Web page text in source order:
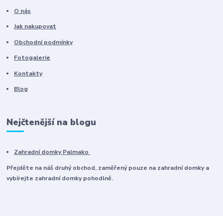
O nás
Jak nakupovat
Obchodní podmínky
Fotogalerie
Kontakty
Blog
Nejčtenější na blogu
Zahradní domky Palmako
Přejděte na náš druhý obchod, zaměřený pouze na zahradní domky a
vybírejte zahradní domky pohodlně.